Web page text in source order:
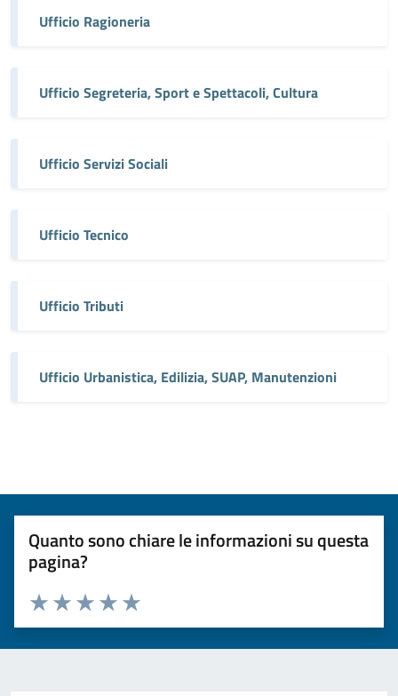
Ufficio Ragioneria
Ufficio Segreteria, Sport e Spettacoli, Cultura
Ufficio Servizi Sociali
Ufficio Tecnico
Ufficio Tributi
Ufficio Urbanistica, Edilizia, SUAP, Manutenzioni
Quanto sono chiare le informazioni su questa
pagina?
Valuta da 1 a 5 stelle la pagina
Valuta 5 stelle su 5
Valuta 4 stelle su 5
Valuta 3 stelle su 5
Valuta 2 stelle su 5
Valuta 1 stelle su 5